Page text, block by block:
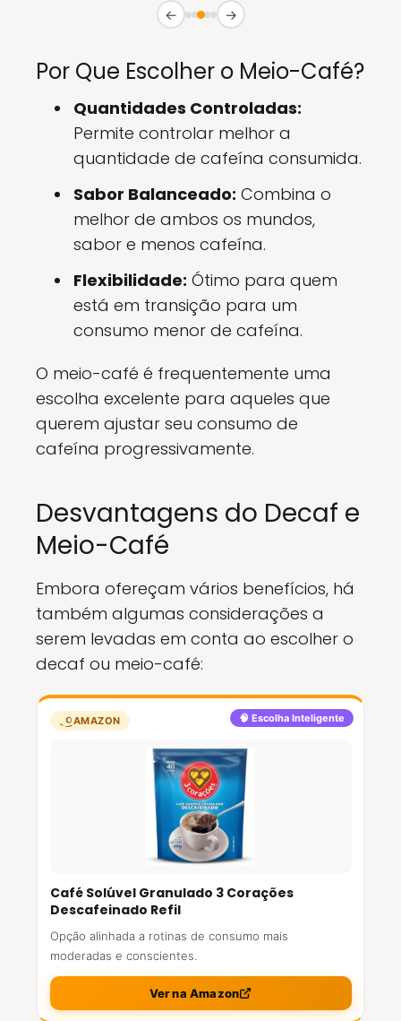
← →
Por Que Escolher o Meio-Café?
Quantidades Controladas:
Permite controlar melhor a
quantidade de cafeína consumida.
Sabor Balanceado: Combina o
melhor de ambos os mundos,
sabor e menos cafeína.
Flexibilidade: Ótimo para quem
está em transição para um
consumo menor de cafeína.
O meio-café é frequentemente uma
escolha excelente para aqueles que
querem ajustar seu consumo de
cafeína progressivamente.
Desvantagens do Decaf e
Meio-Café
Embora ofereçam vários benefícios, há
também algumas considerações a
serem levadas em conta ao escolher o
decaf ou meio-café:
🧠 Escolha Inteligente
AMAZON
Café Solúvel Granulado 3 Corações
Descafeinado Refil
Opção alinhada a rotinas de consumo mais
moderadas e conscientes.
Ver na Amazon